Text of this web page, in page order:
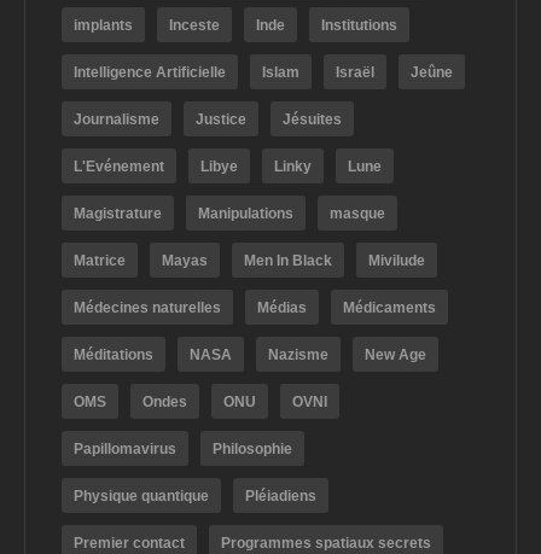
implants Inceste Inde Institutions
Intelligence Artificielle Islam Israël Jeûne
Journalisme Justice Jésuites
L'Evénement Libye Linky Lune
Magistrature Manipulations masque
Matrice Mayas Men In Black Mivilude
Médecines naturelles Médias Médicaments
Méditations NASA Nazisme New Age
OMS Ondes ONU OVNI
Papillomavirus Philosophie
Physique quantique Pléiadiens
Premier contact Programmes spatiaux secrets